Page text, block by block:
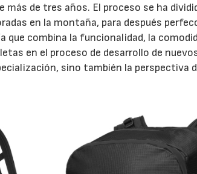
más de tres años. El proceso se ha
en la montaña, para después
que combina la funcionalidad, la
en el proceso de desarrollo de
sino también la perspectiva